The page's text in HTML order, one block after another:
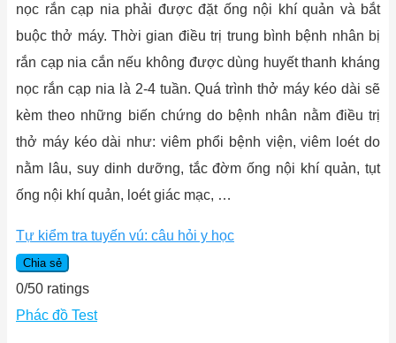
nọc rắn cạp nia phải được đặt ống nội khí quản và bắt
buộc thở máy. Thời gian điều trị trung bình bệnh nhân bị
rắn cạp nia cắn nếu không được dùng huyết thanh kháng
nọc rắn cạp nia là 2-4 tuần. Quá trình thở máy kéo dài sẽ
kèm theo những biến chứng do bệnh nhân nằm điều trị
thở máy kéo dài như: viêm phổi bệnh viện, viêm loét do
nằm lâu, suy dinh dưỡng, tắc đờm ống nội khí quản, tụt
ống nội khí quản, loét giác mạc, …
Tự kiểm tra tuyến vú: câu hỏi y học
Chia sẻ
0/50 ratings
Phác đồ Test